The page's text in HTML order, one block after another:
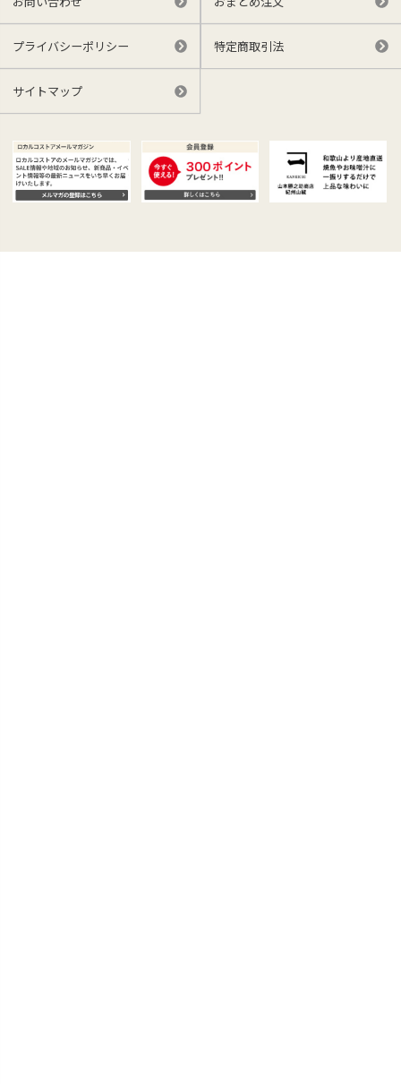
プライバシーポリシー 特定商取引法
サイトマップ